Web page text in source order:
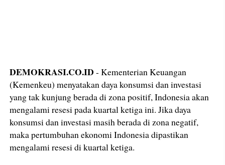
DEMOKRASI.CO.ID - Kementerian Keuangan
(Kemenkeu) menyatakan daya konsumsi dan investasi
yang tak kunjung berada di zona positif, Indonesia akan
mengalami resesi pada kuartal ketiga ini. Jika daya
konsumsi dan investasi masih berada di zona negatif,
maka pertumbuhan ekonomi Indonesia dipastikan
mengalami resesi di kuartal ketiga.